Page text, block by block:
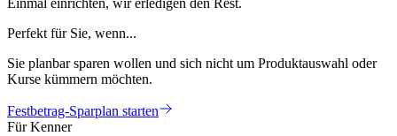
Perfekt für Sie, wenn...
Sie planbar sparen wollen und sich nicht um Produktauswahl oder
Kurse kümmern möchten.
Festbetrag-Sparplan starten
Für Kenner